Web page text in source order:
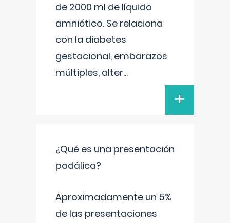
de 2000 ml de líquido
amniótico. Se relaciona
con la diabetes
gestacional, embarazos
múltiples, alter...
+
¿Qué es una presentación
podálica?
Aproximadamente un 5%
de las presentaciones